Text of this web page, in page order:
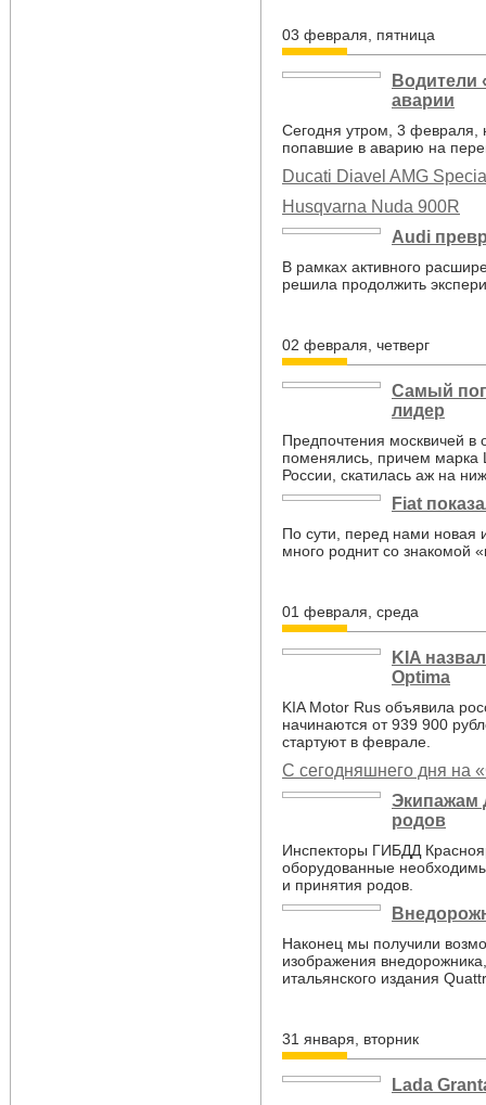
03 февраля, пятница
Водители
аварии
Сегодня утром, 3 февраля,
попавшие в аварию на
Ducati Diavel AMG
Husqvarna Nuda 900R
Audi
В рамках активного
решила продолжить
02 февраля, четверг
Самый
лидер
Предпочтения москвичей в
поменялись, причем
России, скатилась аж на
Fiat
По сути, перед нами новая
много роднит со знакомой
01 февраля, среда
KIA
Optima
KIA Motor Rus объявила
начинаются от 939 900
стартуют в феврале.
С сегодняшнего дня на
Экипажам
родов
Инспекторы ГИБДД
оборудованные
и принятия родов.
Наконец мы получили
изображения
итальянского издания
31 января, вторник
Lada